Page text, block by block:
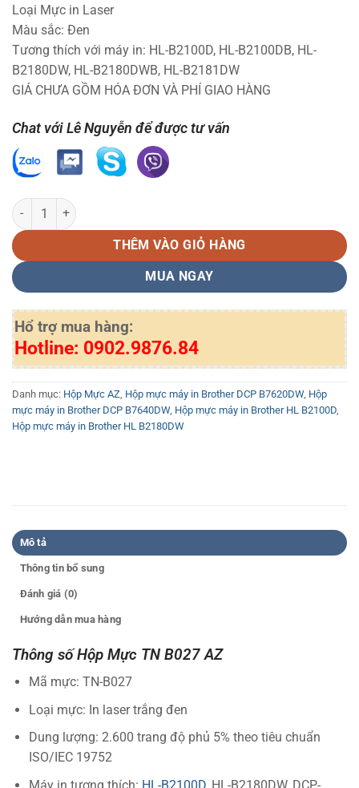
Loại Mực in Laser
Màu sắc: Đen
Tương thích với máy in: HL-B2100D, HL-B2100DB, HL-
B2180DW, HL-B2180DWB, HL-B2181DW
GIÁ CHƯA GỒM HÓA ĐƠN VÀ PHÍ GIAO HÀNG
Chat với Lê Nguyễn để được tư vấn
Hộp Mực TN B027 AZ - Mực máy in Brother DCP-B7640DW,
THÊM VÀO GIỎ HÀNG
MUA NGAY
Hổ trợ mua hàng:
Hotline: 0902.9876.84
Danh mục: Hộp Mực AZ Hộp mực máy in Brother DCP B7620DW, Hộp
mực máy in Brother DCP B7640DW, Hộp mực máy in Brother HL B2100D
Hộp mực máy in Brother HL B2180DW
Mô tả
Thông tin bổ sung
Đánh giá (0)
Hướng dẫn mua hàng
Thông số Hộp Mực TN B027 AZ
Mã mực: TN-B027
Loại mực: In laser trắng đen
Dung lượng: 2.600 trang độ phủ 5% theo tiêu chuẩn
ISO/IEC 19752